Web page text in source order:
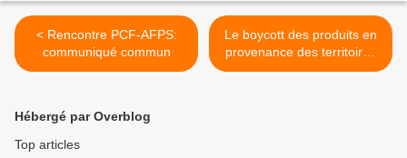
< Rencontre PCF-AFPS:
communiqué commun
Le boycott des produits en
provenance des territoires
occupés palestiniens: en
Hébergé par Overblog
Top articles